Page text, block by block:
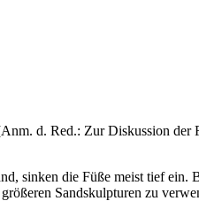
d. Red.: Zur Diskussion
sinken die Füße meist tief
Sandskulpturen zu